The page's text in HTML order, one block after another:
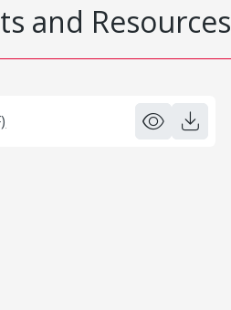
and Resources